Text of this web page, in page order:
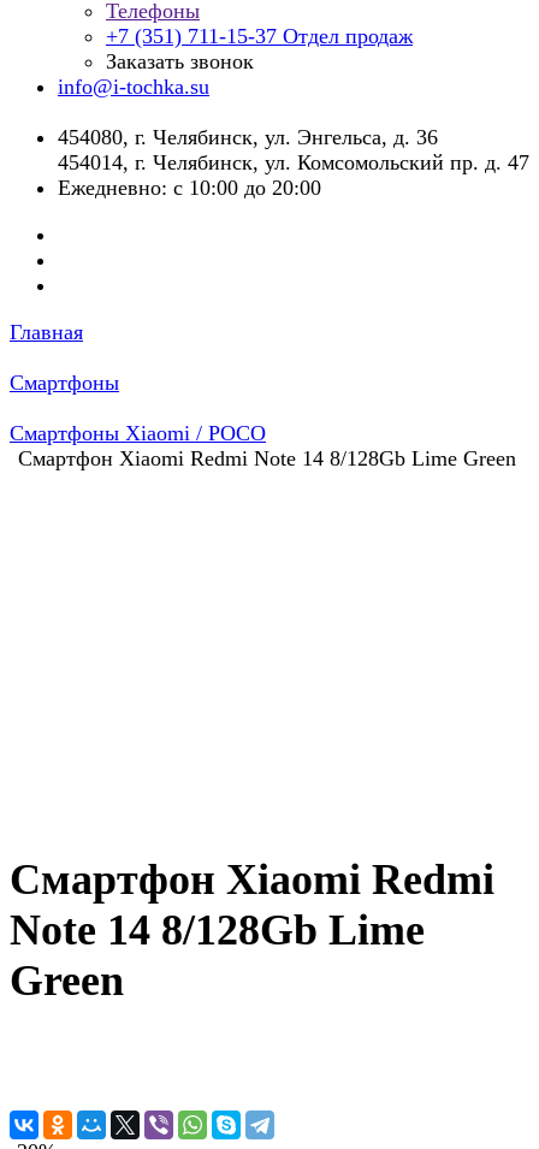
Телефоны
+7 (351) 711-15-37 Отдел продаж
Заказать звонок
info@i-tochka.su
​454080, г. Челябинск, ул. Энгельса, д. 36
454014, г. Челябинск, ул. Комсомольский пр. д. 47
Ежедневно: с 10:00 до 20:00
Главная
Смартфоны
Смартфоны Xiaomi / POCO
Смартфон Xiaomi Redmi Note 14 8/128Gb Lime Green
Смартфон Xiaomi Redmi
Note 14 8/128Gb Lime
Green